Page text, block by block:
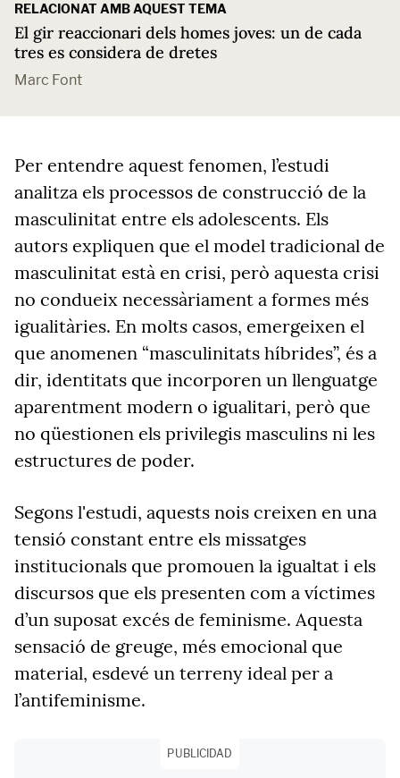
RELACIONAT AMB AQUEST TEMA
El gir reaccionari dels homes joves: un de cada
tres es considera de dretes
Marc Font
Per entendre aquest fenomen, l’estudi
analitza els processos de construcció de la
masculinitat entre els adolescents. Els
autors expliquen que el model tradicional de
masculinitat està en crisi, però aquesta crisi
no condueix necessàriament a formes més
igualitàries. En molts casos, emergeixen el
que anomenen “masculinitats híbrides”, és a
dir, identitats que incorporen un llenguatge
aparentment modern o igualitari, però que
no qüestionen els privilegis masculins ni les
estructures de poder.
Segons l'estudi, aquests nois creixen en una
tensió constant entre els missatges
institucionals que promouen la igualtat i els
discursos que els presenten com a víctimes
d’un suposat excés de feminisme. Aquesta
sensació de greuge, més emocional que
material, esdevé un terreny ideal per a
l’antifeminisme.
PUBLICIDAD